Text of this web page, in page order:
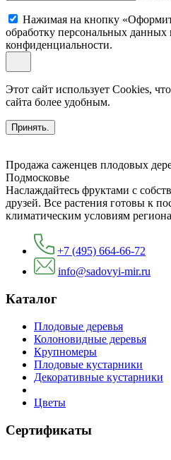
Нажимая на кнопку
обработку персональных
конфиденциальности.
Этот сайт использует Cookies,
сайта более удобным.
Принять.
Продажа саженцев плодовых
Подмосковье
Наслаждайтесь фруктами с
друзей. Все растения готовы к
климатическим условиям
+7 (495) 664-66-72
info@sadovyi-mir.ru
Каталог
Плодовые деревья
Колоновидные деревья
Крупномеры
Плодовые кустарники
Декоративные кустарники
Цветы
Сертификаты